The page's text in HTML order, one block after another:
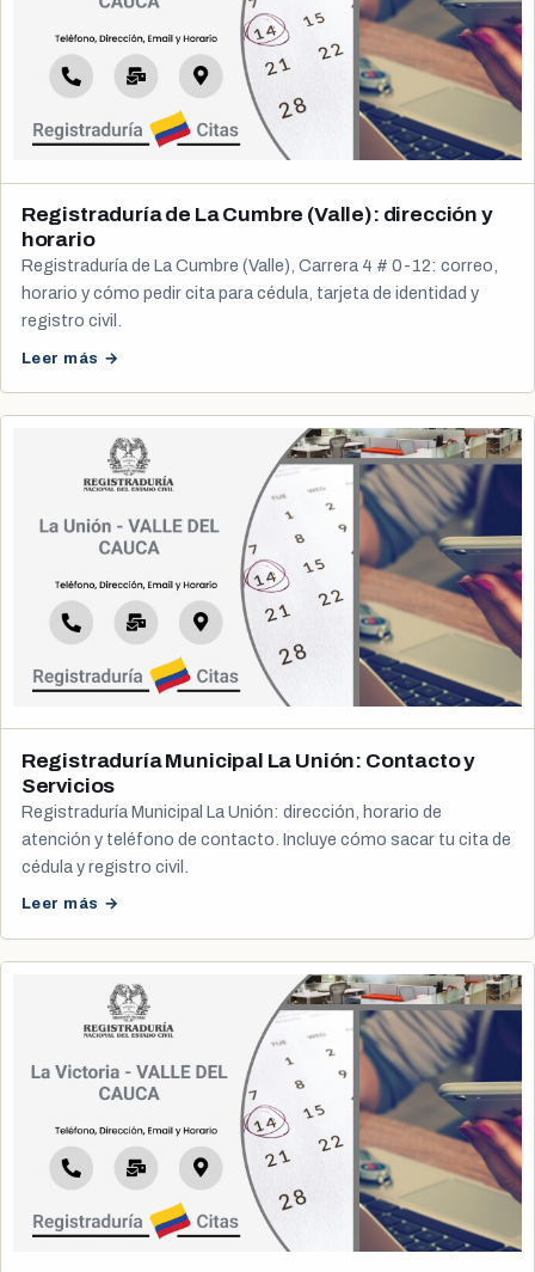
Registraduría de La Cumbre (Valle): dirección y
horario
Registraduría de La Cumbre (Valle), Carrera 4 # 0-12: correo,
horario y cómo pedir cita para cédula, tarjeta de identidad y
registro civil.
Leer más →
Registraduría Municipal La Unión: Contacto y
Servicios
Registraduría Municipal La Unión: dirección, horario de
atención y teléfono de contacto. Incluye cómo sacar tu cita de
cédula y registro civil.
Leer más →